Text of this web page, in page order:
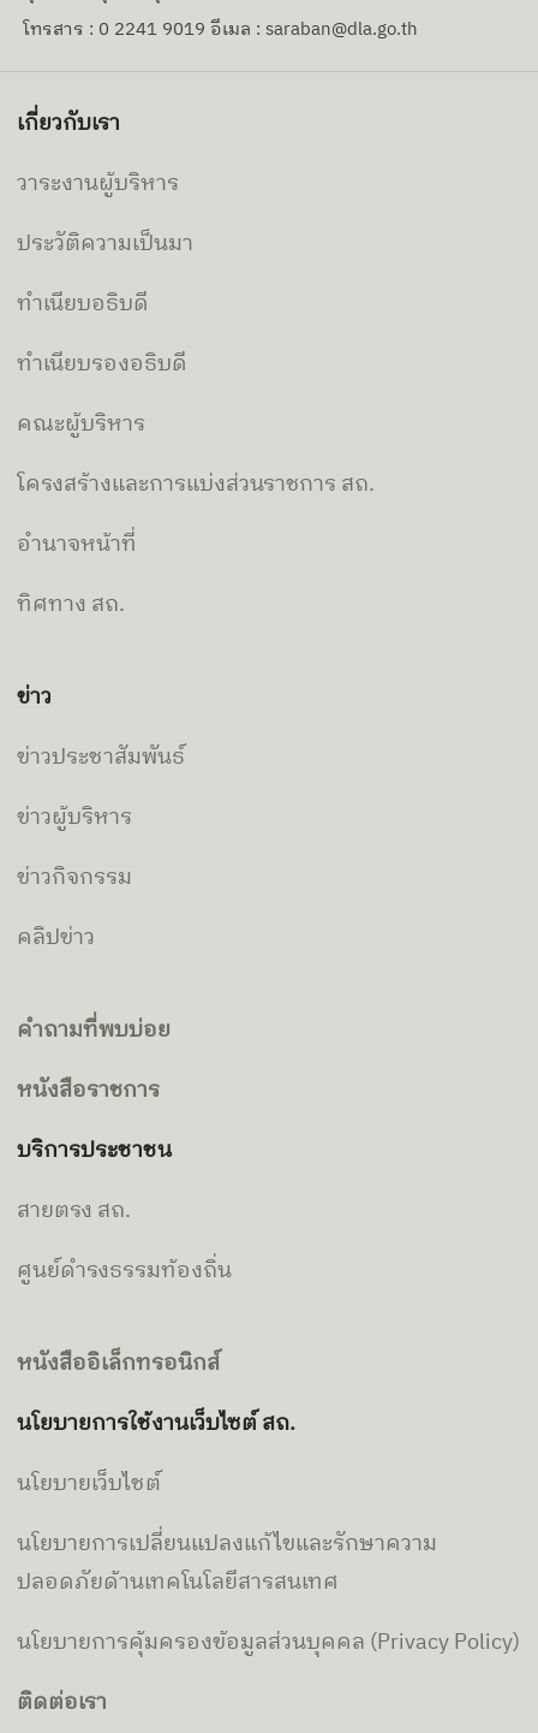
โทรสาร : 0 2241 9019 อีเมล : saraban@dla.go.th
เกี่ยวกับเรา
วาระงานผู้บริหาร
ประวัติความเป็นมา
ทำเนียบอธิบดี
ทำเนียบรองอธิบดี
คณะผู้บริหาร
โครงสร้างและการแบ่งส่วนราชการ สถ.
อำนาจหน้าที่
ทิศทาง สถ.
ข่าว
ข่าวประชาสัมพันธ์
ข่าวผู้บริหาร
ข่าวกิจกรรม
คลิปข่าว
คำถามที่พบบ่อย
หนังสือราชการ
บริการประชาชน
สายตรง สถ.
ศูนย์ดำรงธรรมท้องถิ่น
หนังสืออิเล็กทรอนิกส์
นโยบายการใช้งานเว็บไซต์ สถ.
นโยบายเว็บไชต์
นโยบายการเปลี่ยนแปลงแก้ไขและรักษาความ
ปลอดภัยด้านเทคโนโลยีสารสนเทศ
นโยบายการคุ้มครองข้อมูลส่วนบุคคล (Privacy Policy)
ติดต่อเรา